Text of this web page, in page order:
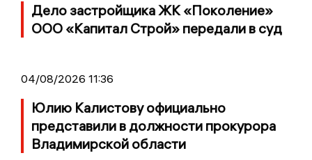
Дело застройщика ЖК «Поколение»
ООО «Капитал Строй» передали в суд
04/08/2026 11:36
Юлию Калистову официально
представили в должности прокурора
Владимирской области